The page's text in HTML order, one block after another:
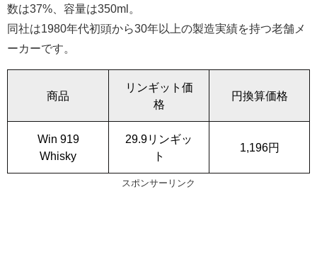
数は37%、容量は350ml。
同社は1980年代初頭から30年以上の製造実績を持つ老舗メ
ーカーです。
商品
リンギット価
格
円換算価格
Win 919
Whisky
29.9リンギッ
ト
1,196円
スポンサーリンク